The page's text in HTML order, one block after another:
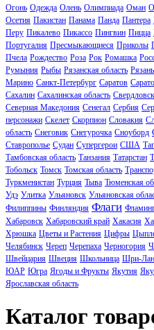
Огонь Одежда Олень Олимпиада Оман
Осетия Пакистан Панама Панда Пантера
Перу Пикалево Пикассо Пингвин Пицца
Португалия Пресмыкающиеся Приколы
Пчела Рождество Роза Рок Ромашка
Румыния Рыбы Рязанская область Рязань
Марино Санкт-Петербург Саратов
Сахалин Сахалинская область
Северная Македония Сенегал Сербия
персонажи Скелет Скорпион Словакия
область Снеговик Снегурочка Сноуборд
Ставрополье Судан Супергерои США
Тамбовская область Танзания Татарстан
Тобольск Томск Томская область
Туркменистан Турция Тыва Тюменская
Удэ Улитка Ульяновск Ульяновская
Филиппины Финляндия Флаги
Хабаровск Хабаровский край Хакасия
Хрюшка Цветы и Растения Цифры
Челябинск Череп Черепаха Черногория
Швейцария Швеция Школьница Шри-
ЮАР Югра Ягоды и Фрукты Якутия
Ярославская область
Каталог